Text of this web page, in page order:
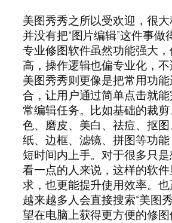
美图秀秀之所以受欢迎，很
并没有把“图片编辑”这件事做
专业修图软件虽然功能强大
高，操作逻辑也偏专业化，不
美图秀秀则更像是把常用功
合，让用户通过简单点击就
常编辑任务。比如基础的裁
色、磨皮、美白、祛痘、抠
纸、边框、滤镜、拼图等功
短时间内上手。对于很多只
看一点的人来说，这样的软
求，也更能提升使用效率。也
越来越多人会直接搜索“美图
望在电脑上获得更方便的修图